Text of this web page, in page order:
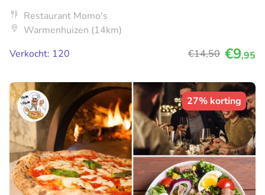
Restaurant Momo's
Warmenhuizen (14km)
Verkocht: 120
€14,50 €9,95
27% korting